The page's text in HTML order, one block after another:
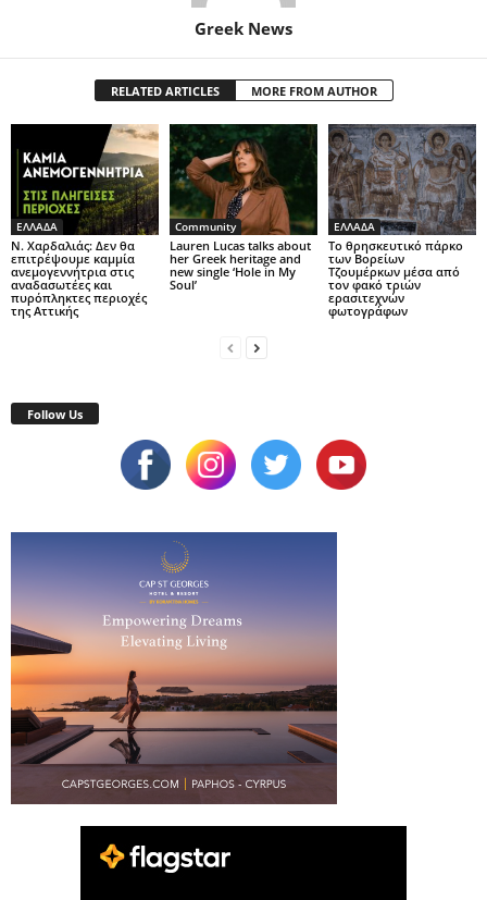
Greek News
RELATED ARTICLES MORE FROM AUTHOR
ΕΛΛΑΔΑ
Ν. Χαρδαλιάς: Δεν θα
επιτρέψουμε καμμία
ανεμογεννήτρια στις
αναδασωτέες και
πυρόπληκτες περιοχές
της Αττικής
Community
Lauren Lucas talks about
her Greek heritage and
new single ‘Hole in My
Soul’
ΕΛΛΑΔΑ
Το θρησκευτικό πάρκο
των Βορείων
Τζουμέρκων μέσα από
τον φακό τριών
ερασιτεχνών
φωτογράφων
Follow Us